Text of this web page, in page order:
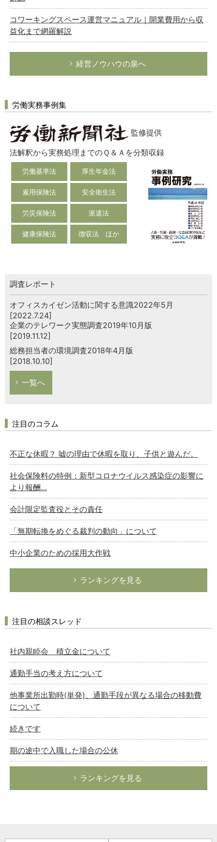
コワーキングスペース運営マニュアル｜開業費用から収
益化まで網羅解説
経営ノウハウの泉へ
労働実務事例集
監修提供
法解釈から実務処理までのＱ＆Ａを分類収録
労働基準法 厚生年金法
雇用保険法 安全衛生法
労災保険法 派遣法
健康保険法 徴収法 ほか
調査レポート
オフィスカイゼン活動に関する意識2022年5月
[2022.7.24]
企業のテレワーク実態調査2019年10月版
[2019.11.12]
総務担当者の環境調査2018年4月版
[2018.10.10]
一覧へ
注目のコラム
不正な休暇？ 嘘の理由で休暇を取り、子供と遊んだ。
社会保険料の特例：新型コロナウイルス感染症の影響に
より報酬…
会計限定監査役とその責任
「無期転換をめぐる裁判の動向」について
中小企業のための採用大作戦
ランキングを見る
注目の相談スレッド
社内親睦会 積立金について
通勤手当の考え方について
他事業所出勤時(単発)、通勤手段が異なる場合の移動費
について
続きです
期の途中で入職した場合の公休
ランキングを見る